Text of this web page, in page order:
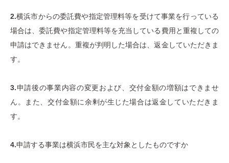
2.横浜市からの委託費や指定管理料等を受けて事業を行っている
場合は、委託費や指定管理料等を充当している費用と重複しての
申請はできません。重複が判明した場合は、返金していただきま
す。
3.申請後の事業内容の変更および、交付金額の増額はできませ
ん。また、交付金額に余剰が生じた場合は返金していただきま
す。
4.申請する事業は横浜市民を主な対象としたものですか